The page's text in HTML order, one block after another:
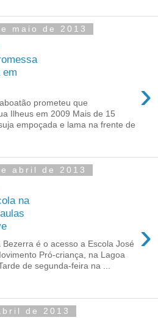
maio de 2013
em
›
prometeu que
Ilheus em 2009 Mais de 15
empoçada e lama na frente de
abril de 2013
na
›
Bezerra é o acesso a Escola José
Pró-criança, na Lagoa
de segunda-feira na ...
de 2013